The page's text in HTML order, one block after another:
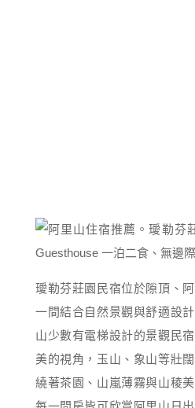
璦勒芬莊園民宿位於隙頂、
一間結合自然景觀與舒適設
山少數有電梯設計的景觀民
美的視角，玉山、象山等壯
繞著茶園、山嵐薄霧與山稜